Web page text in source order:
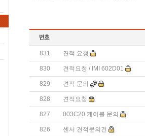
831 견적 요청
830 견적요청 / IMI 602D01
829 견적 문의
828 견적요청
827 003C20 케이블 문의
826 센서 견적문의건